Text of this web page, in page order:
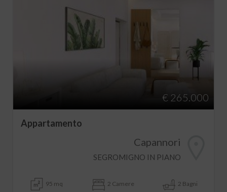
€ 265.000
Appartamento
Capannori
SEGROMIGNO IN PIANO
95 mq 2 Camere 2 Bagni